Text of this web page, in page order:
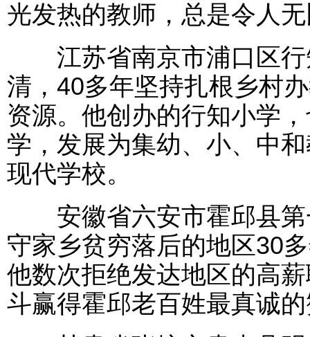
光发热的教师，总是令人
江苏省南京市浦口区行
清，40多年坚持扎根乡村
资源。他创办的行知小学
学，发展为集幼、小、中
现代学校。
安徽省六安市霍邱县第
守家乡贫穷落后的地区30
他数次拒绝发达地区的高
斗赢得霍邱老百姓最真诚